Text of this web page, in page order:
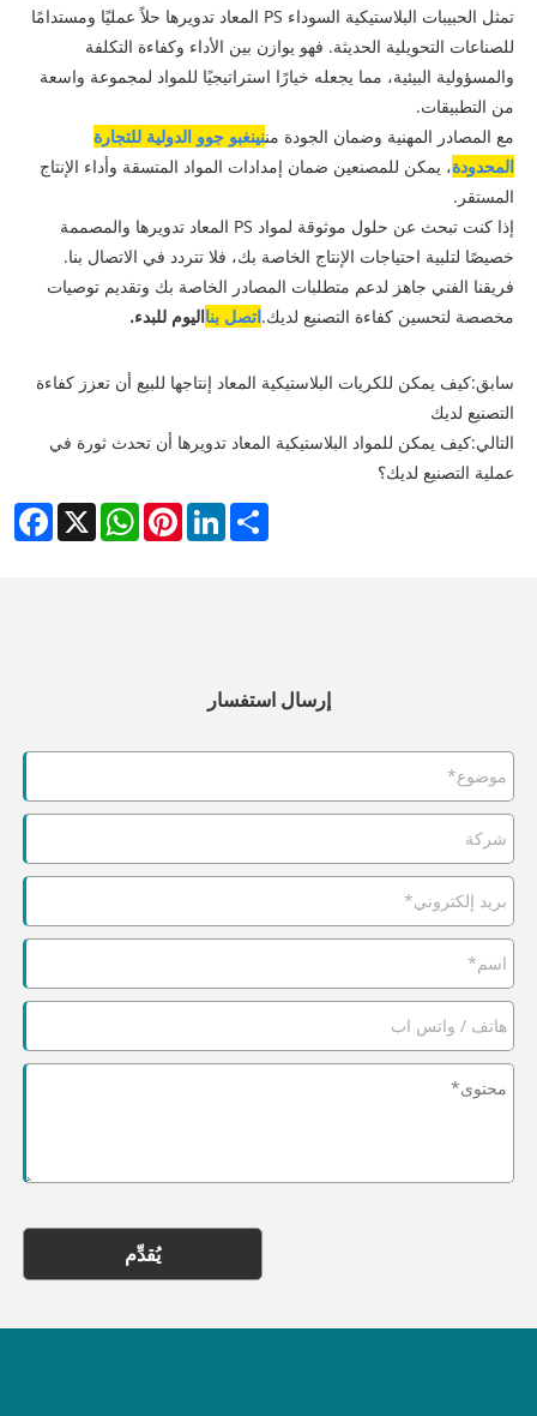
تمثل الحبيبات البلاستيكية السوداء PS المعاد تدويرها حلاً عمليًا ومستدامًا
للصناعات التحويلية الحديثة. فهو يوازن بين الأداء وكفاءة التكلفة
والمسؤولية البيئية، مما يجعله خيارًا استراتيجيًا للمواد لمجموعة واسعة
من التطبيقات.
مع المصادر المهنية وضمان الجودة مننينغبو جوو الدولية للتجارة
المحدودة، يمكن للمصنعين ضمان إمدادات المواد المتسقة وأداء الإنتاج
المستقر.
إذا كنت تبحث عن حلول موثوقة لمواد PS المعاد تدويرها والمصممة
خصيصًا لتلبية احتياجات الإنتاج الخاصة بك، فلا تتردد في الاتصال بنا.
فريقنا الفني جاهز لدعم متطلبات المصادر الخاصة بك وتقديم توصيات
مخصصة لتحسين كفاءة التصنيع لديك.اتصل بنااليوم للبدء.
سابق:كيف يمكن للكريات البلاستيكية المعاد إنتاجها للبيع أن تعزز كفاءة
التصنيع لديك
التالي:كيف يمكن للمواد البلاستيكية المعاد تدويرها أن تحدث ثورة في
عملية التصنيع لديك؟
X
WhatsAppPinterestLinkedInShare
إرسال استفسار
يُقدِّم